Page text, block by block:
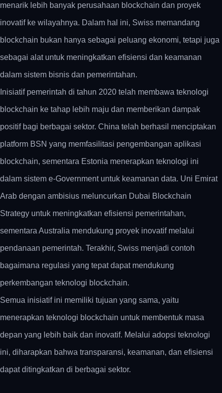
menarik lebih banyak perusahaan blockchain dan proyek
inovatif ke wilayahnya. Dalam hal ini, Swiss memandang
blockchain bukan hanya sebagai peluang ekonomi, tetapi juga
sebagai alat untuk meningkatkan efisiensi dan keamanan
dalam sistem bisnis dan pemerintahan.
Inisiatif pemerintah di tahun 2020 telah membawa teknologi
blockchain ke tahap lebih maju dan memberikan dampak
positif bagi berbagai sektor. China telah berhasil menciptakan
platform BSN yang memfasilitasi pengembangan aplikasi
blockchain, sementara Estonia menerapkan teknologi ini
dalam sistem e-Government untuk keamanan data. Uni Emirat
Arab dengan ambisius meluncurkan Dubai Blockchain
Strategy untuk meningkatkan efisiensi pemerintahan,
sementara Australia mendukung proyek inovatif melalui
pendanaan pemerintah. Terakhir, Swiss menjadi contoh
bagaimana regulasi yang tepat dapat mendukung
perkembangan teknologi blockchain.
Semua inisiatif ini memiliki tujuan yang sama, yaitu
menerapkan teknologi blockchain untuk membentuk masa
depan yang lebih baik dan inovatif. Melalui adopsi teknologi
ini, diharapkan bahwa transparansi, keamanan, dan efisiensi
dapat ditingkatkan di berbagai sektor.